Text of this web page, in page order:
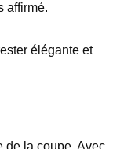
affirmé.
élégante et
de la coupe. Avec